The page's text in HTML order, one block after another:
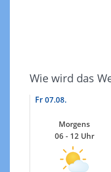
Wie wird das
Fr 07.08.
Morgens
06 - 12 Uhr